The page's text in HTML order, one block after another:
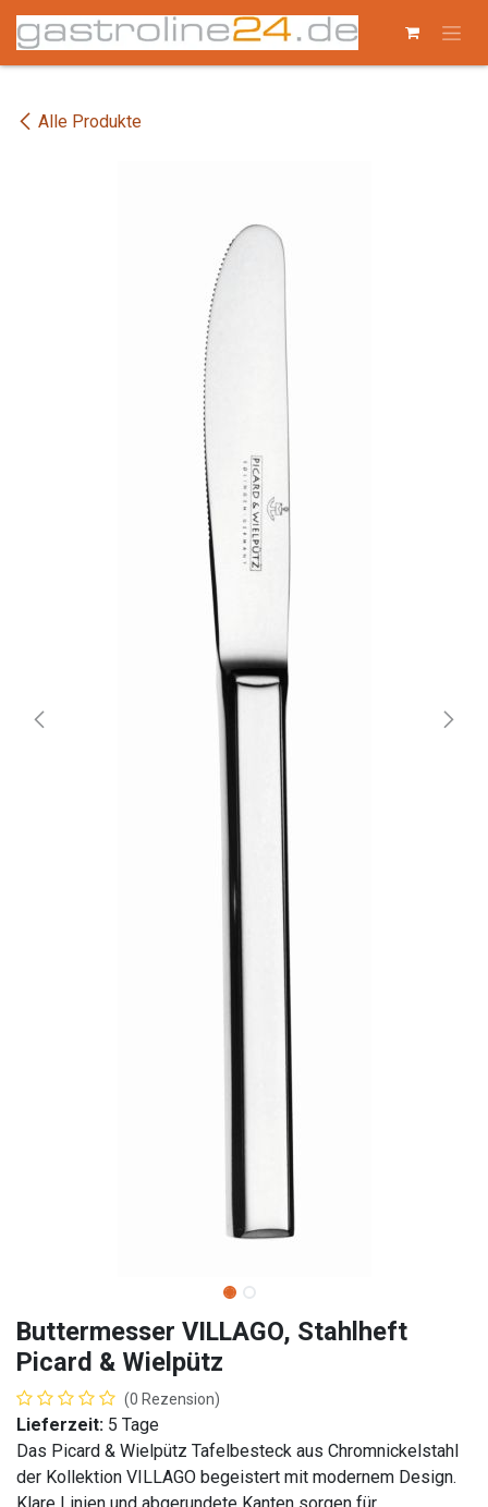
Zum Inhalt springen
Alle Produkte
Buttermesser VILLAGO, Stahlheft
Picard & Wielpütz
(0 Rezension)
Lieferzeit: 5 Tage
Das Picard & Wielpütz Tafelbesteck aus Chromnickelstahl
der Kollektion VILLAGO begeistert mit modernem Design.